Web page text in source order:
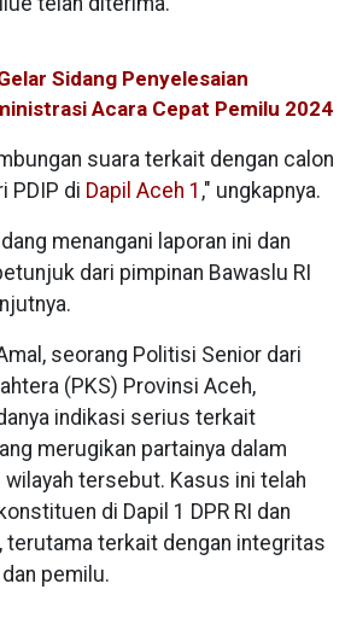
Sidang Penyelesaian
Acara Cepat Pemilu 2024
suara terkait dengan calon
PDIP di Dapil Aceh 1 ," ungkapnya.
menangani laporan ini dan
dari pimpinan Bawaslu RI
seorang Politisi Senior dari
(PKS) Provinsi Aceh,
indikasi serius terkait
merugikan partainya dalam
tersebut. Kasus ini telah
di Dapil 1 DPR RI dan
terutama terkait dengan integritas
pemilu.